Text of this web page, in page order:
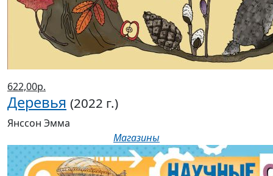
622,00р.
Деревья (2022 г.)
Янссон Эмма
Магазины